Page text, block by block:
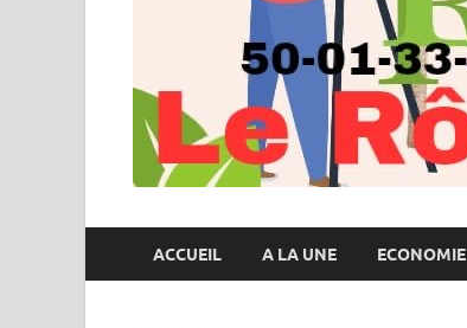
ACCUEIL A LA UNE ECONOMIE